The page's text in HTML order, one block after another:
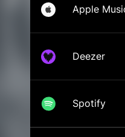
Apple
Deezer
Spotify